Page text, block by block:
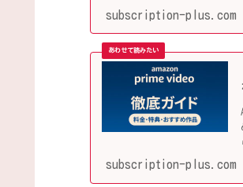
subscription-plus.com
subscription-plus.com